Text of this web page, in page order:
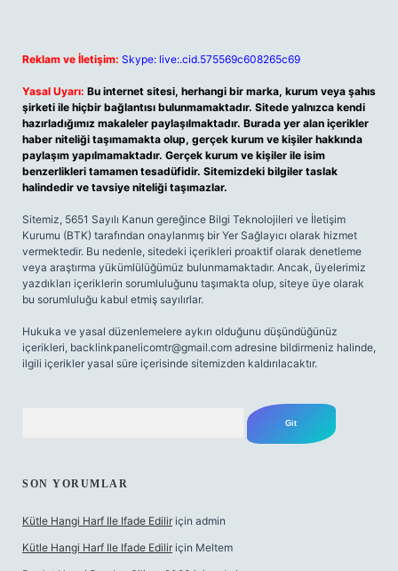
Reklam ve İletişim: Skype: live:.cid.575569c608265c69
Yasal Uyarı: Bu internet sitesi, herhangi bir marka, kurum veya şahıs
şirketi ile hiçbir bağlantısı bulunmamaktadır. Sitede yalnızca kendi
hazırladığımız makaleler paylaşılmaktadır. Burada yer alan içerikler
haber niteliği taşımamakta olup, gerçek kurum ve kişiler hakkında
paylaşım yapılmamaktadır. Gerçek kurum ve kişiler ile isim
benzerlikleri tamamen tesadüfidir. Sitemizdeki bilgiler taslak
halindedir ve tavsiye niteliği taşımazlar.
Sitemiz, 5651 Sayılı Kanun gereğince Bilgi Teknolojileri ve İletişim
Kurumu (BTK) tarafından onaylanmış bir Yer Sağlayıcı olarak hizmet
vermektedir. Bu nedenle, sitedeki içerikleri proaktif olarak denetleme
veya araştırma yükümlülüğümüz bulunmamaktadır. Ancak, üyelerimiz
yazdıkları içeriklerin sorumluluğunu taşımakta olup, siteye üye olarak
bu sorumluluğu kabul etmiş sayılırlar.
Hukuka ve yasal düzenlemelere aykırı olduğunu düşündüğünüz
içerikleri, backlinkpanelicomtr@gmail.com adresine bildirmeniz halinde,
ilgili içerikler yasal süre içerisinde sitemizden kaldırılacaktır.
SON YORUMLAR
Kütle Hangi Harf Ile Ifade Edilir için admin
Kütle Hangi Harf Ile Ifade Edilir için Meltem